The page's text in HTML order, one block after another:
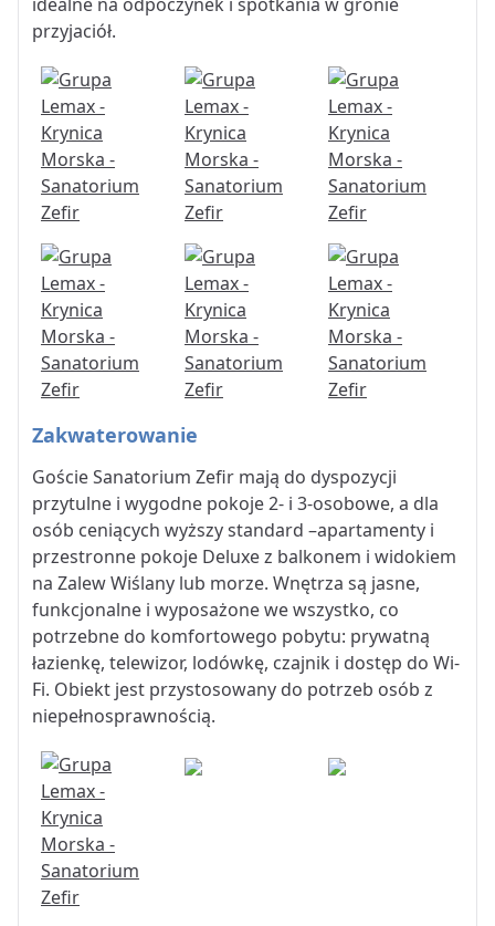
przyjaciół.
Zakwaterowanie
Goście Sanatorium Zefir mają do dyspozycji
przytulne i wygodne pokoje 2- i 3-osobowe, a dla
osób ceniących wyższy standard –apartamenty i
przestronne pokoje Deluxe z balkonem i widokiem
na Zalew Wiślany lub morze. Wnętrza są jasne,
funkcjonalne i wyposażone we wszystko, co
potrzebne do komfortowego pobytu: prywatną
łazienkę, telewizor, lodówkę, czajnik i dostęp do Wi-
Fi. Obiekt jest przystosowany do potrzeb osób z
niepełnosprawnością.